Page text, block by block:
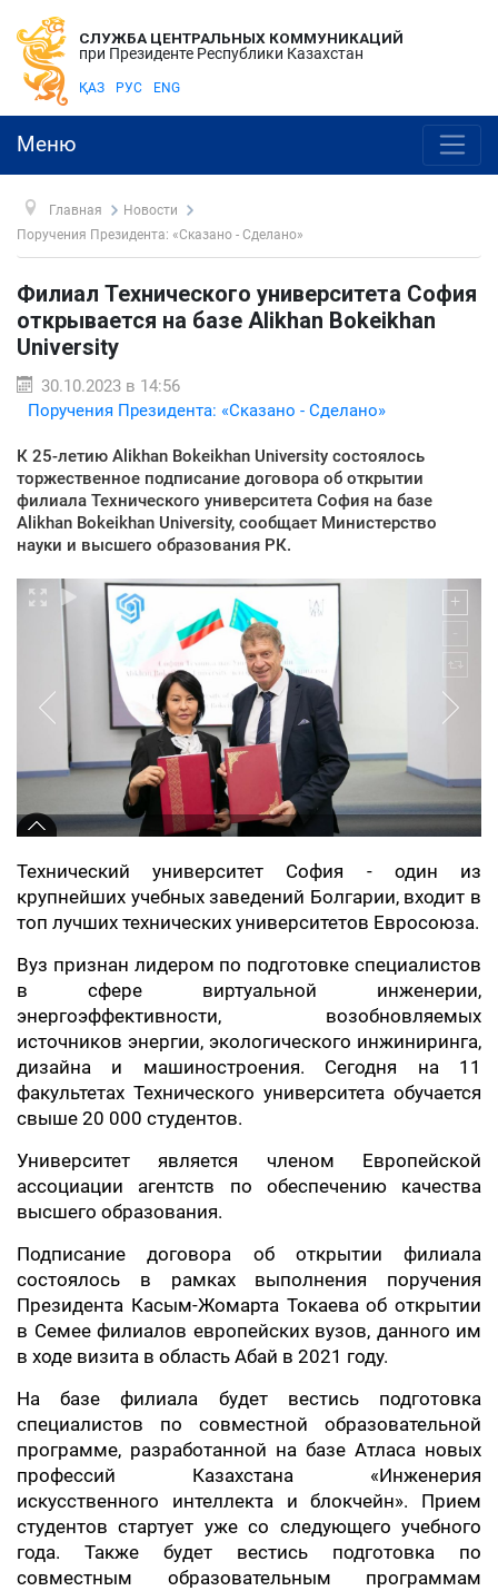
СЛУЖБА ЦЕНТРАЛЬНЫХ КОММУНИКАЦИЙ
при Президенте Республики Казахстан
ҚАЗ РУС ENG
Меню
Главная
Новости
Поручения Президента: «Сказано - Сделано»
Филиал Технического университета София
открывается на базе Alikhan Bokeikhan
University
30.10.2023 в 14:56
Поручения Президента: «Сказано - Сделано»
К 25-летию Alikhan Bokeikhan University состоялось
торжественное подписание договора об открытии
филиала Технического университета София на базе
Alikhan Bokeikhan University, сообщает Министерство
науки и высшего образования РК.
Технический университет София - один из
крупнейших учебных заведений Болгарии, входит в
топ лучших технических университетов Евросоюза.
Вуз признан лидером по подготовке специалистов
в сфере виртуальной инженерии,
энергоэффективности, возобновляемых
источников энергии, экологического инжиниринга,
дизайна и машиностроения. Сегодня на 11
факультетах Технического университета обучается
свыше 20 000 студентов.
Университет является членом Европейской
ассоциации агентств по обеспечению качества
высшего образования.
Подписание договора об открытии филиала
состоялось в рамках выполнения поручения
Президента Касым-Жомарта Токаева об открытии
в Семее филиалов европейских вузов, данного им
в ходе визита в область Абай в 2021 году.
На базе филиала будет вестись подготовка
специалистов по совместной образовательной
программе, разработанной на базе Атласа новых
профессий Казахстана «Инженерия
искусственного интеллекта и блокчейн». Прием
студентов стартует уже со следующего учебного
года. Также будет вестись подготовка по
совместным образовательным программам